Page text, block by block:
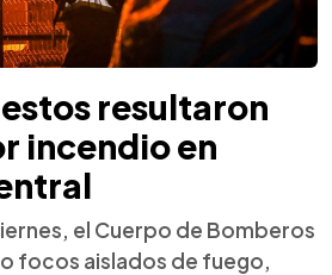
resultaron
incendio en
el Cuerpo de Bomberos
focos aislados de fuego,